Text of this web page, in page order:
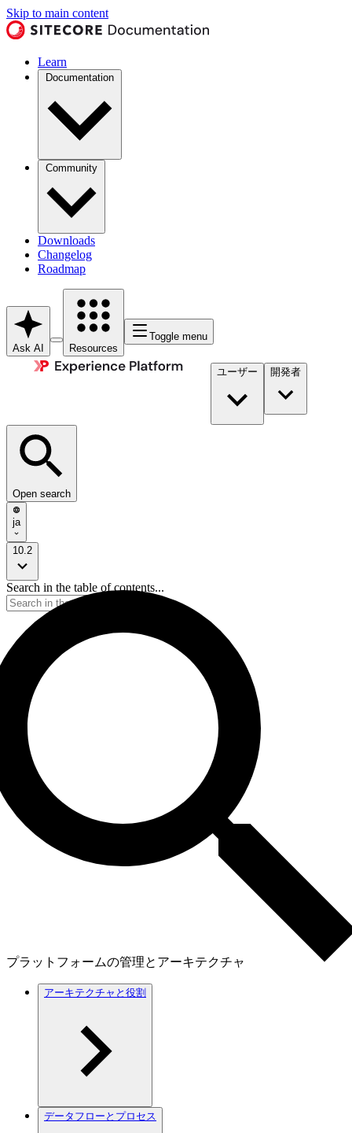
Skip to main content
Learn
Documentation
Community
Downloads
Changelog
Roadmap
Ask AI Resources
Toggle menu
ユーザー 開発者​
Open search
ja
10.2
Search in the table of contents...
プラットフォームの管理とアーキテクチャ
アーキテクチャと役割
データフローとプロセス